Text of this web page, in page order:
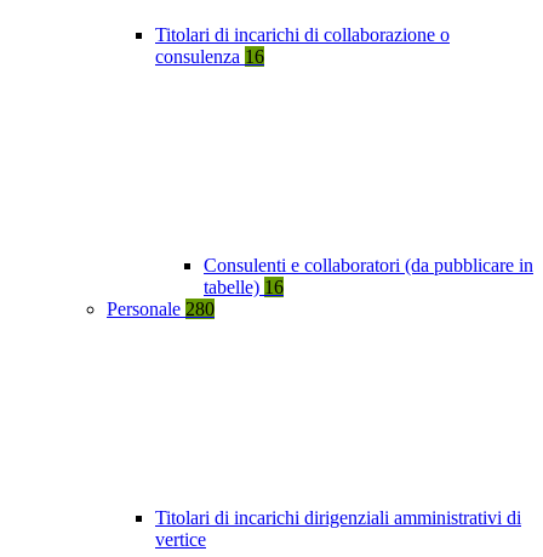
Titolari di incarichi di collaborazione o
consulenza 16
Consulenti e collaboratori (da pubblicare in
tabelle) 16
Personale 280
Titolari di incarichi dirigenziali amministrativi di
vertice